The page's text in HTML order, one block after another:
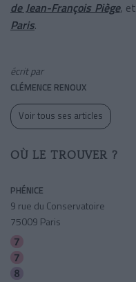
de Jean-François Piège, et
Paris.
écrit par
CLÉMENCE RENOUX
Voir tous ses articles
OÙ LE TROUVER ?
PHÉNICE
9 rue du Conservatoire
75009 Paris